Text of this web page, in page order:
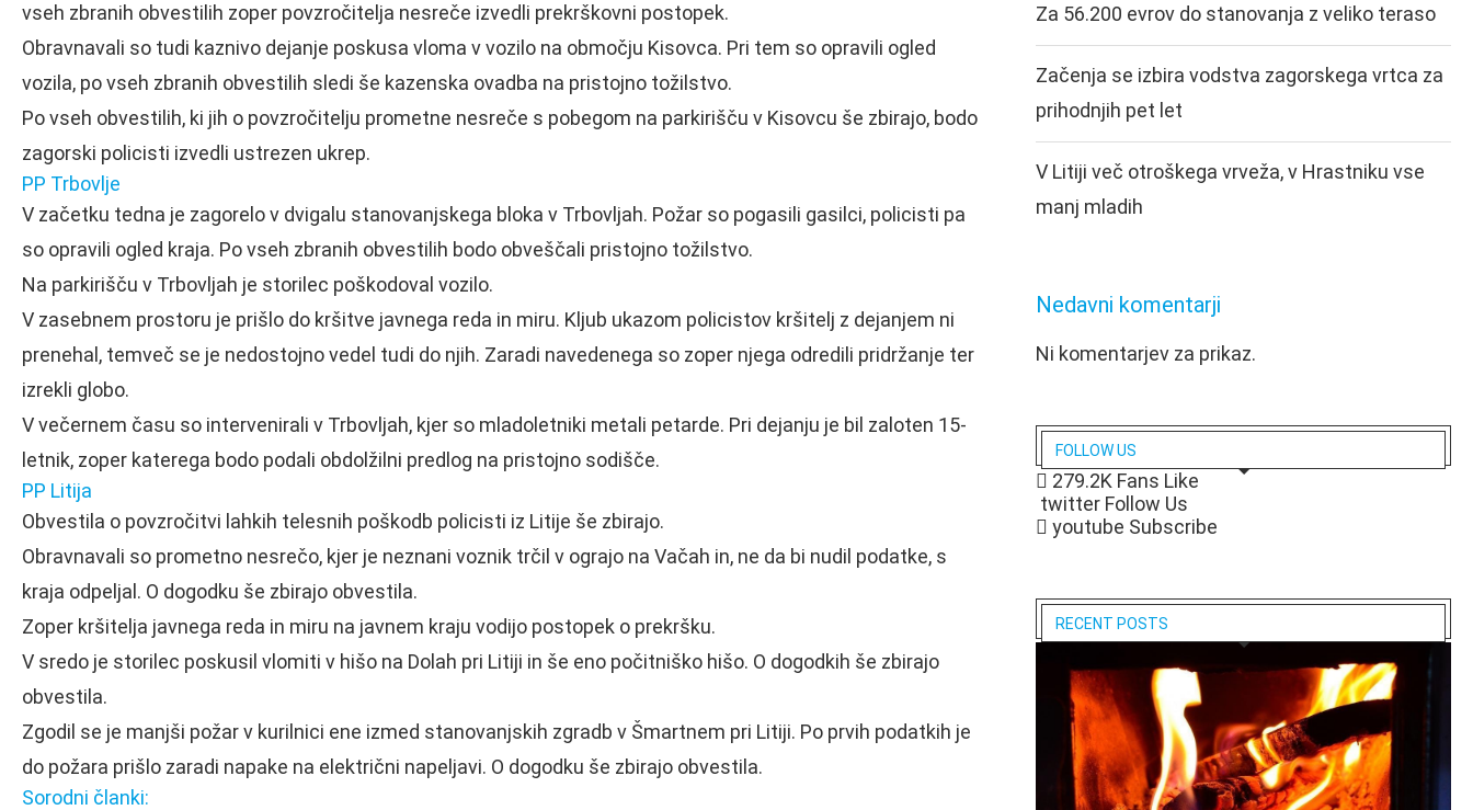
vseh zbranih obvestilih zoper povzročitelja nesreče izvedli prekrškovni postopek.
Obravnavali so tudi kaznivo dejanje poskusa vloma v vozilo na območju Kisovca. Pri tem so opravili ogled
vozila, po vseh zbranih obvestilih sledi še kazenska ovadba na pristojno tožilstvo.
Po vseh obvestilih, ki jih o povzročitelju prometne nesreče s pobegom na parkirišču v Kisovcu še zbirajo, bodo
zagorski policisti izvedli ustrezen ukrep.
PP Trbovlje
V začetku tedna je zagorelo v dvigalu stanovanjskega bloka v Trbovljah. Požar so pogasili gasilci, policisti pa
so opravili ogled kraja. Po vseh zbranih obvestilih bodo obveščali pristojno tožilstvo.
Na parkirišču v Trbovljah je storilec poškodoval vozilo.
V zasebnem prostoru je prišlo do kršitve javnega reda in miru. Kljub ukazom policistov kršitelj z dejanjem ni
prenehal, temveč se je nedostojno vedel tudi do njih. Zaradi navedenega so zoper njega odredili pridržanje ter
izrekli globo.
V večernem času so intervenirali v Trbovljah, kjer so mladoletniki metali petarde. Pri dejanju je bil zaloten 15-
letnik, zoper katerega bodo podali obdolžilni predlog na pristojno sodišče.
PP Litija
Obvestila o povzročitvi lahkih telesnih poškodb policisti iz Litije še zbirajo.
Obravnavali so prometno nesrečo, kjer je neznani voznik trčil v ograjo na Vačah in, ne da bi nudil podatke, s
kraja odpeljal. O dogodku še zbirajo obvestila.
Zoper kršitelja javnega reda in miru na javnem kraju vodijo postopek o prekršku.
V sredo je storilec poskusil vlomiti v hišo na Dolah pri Litiji in še eno počitniško hišo. O dogodkih še zbirajo
obvestila.
Zgodil se je manjši požar v kurilnici ene izmed stanovanjskih zgradb v Šmartnem pri Litiji. Po prvih podatkih je
do požara prišlo zaradi napake na električni napeljavi. O dogodku še zbirajo obvestila.
Sorodni članki:
Za 56.200 evrov do stanovanja z veliko teraso
Začenja se izbira vodstva zagorskega vrtca za
prihodnjih pet let
V Litiji več otroškega vrveža, v Hrastniku vse
manj mladih
Nedavni komentarji
Ni komentarjev za prikaz.
FOLLOW US
279.2K Fans Like
twitter Follow Us
youtube Subscribe
RECENT POSTS